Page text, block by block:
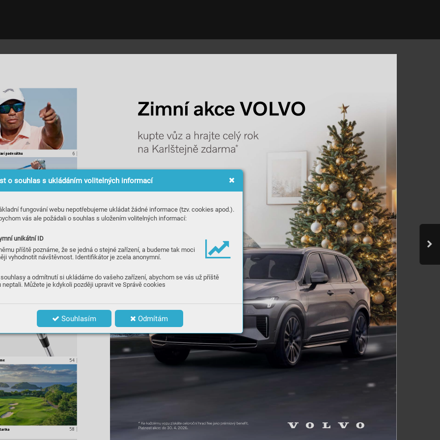
o souhlas s ukládáním volitelných informací
fungování webu nepotřebujeme ukládat žádné informace (tzv. cookies apod.).
vás ale požádali o souhlas s uložením volitelných informací:
unikátní ID
příště poznáme, že se jedná o stejné zařízení, a budeme tak moci
vyhodnotit návštěvnost. Identifikátor je zcela anonymní.
a odmítnutí si ukládáme do vašeho zařízení, abychom se vás už příště
neptali. Můžete je kdykoli později upravit ve Správě cookies
Souhlasím Odmítám
rika 58
ek
54
padesátku 6
Zimní akce VOLVO
* Ke každému vozu získáte celoroční hrací fee jako prémiový benefit.
Platnost akce: do 30. 4. 2026.
kupte vůz a hrajte celý rok
na Karlštejně zdarma*